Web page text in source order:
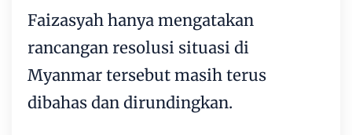
Faizasyah hanya mengatakan
rancangan resolusi situasi di
Myanmar tersebut masih terus
dibahas dan dirundingkan.